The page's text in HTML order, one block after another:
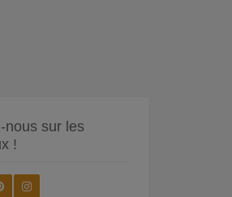
nous sur les
!